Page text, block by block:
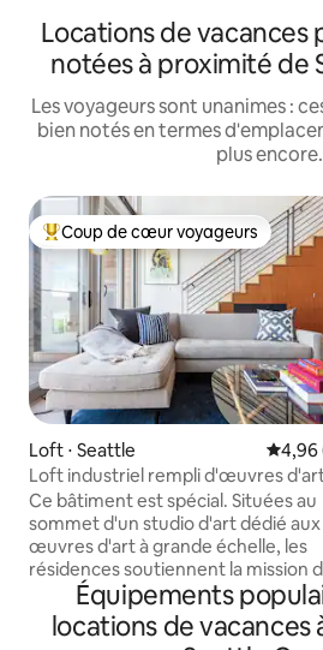
Locations de vacances
notées à proximité de
Les voyageurs sont unanimes :
bien notés en termes
plus encore.
Coups de cœur voyageurs les plus
Coup de cœur voyageurs
Loft ⋅ Seattle
4,96
Loft industriel rempli d'œuvres
South Lake Union
Ce bâtiment est spécial. Situées au
sommet d'un studio d'art dédié aux
œuvres d'art à grande échelle, les
résidences soutiennent la mission
Mad Art. L'un des dix lofts de 2
dispose de 750 pieds carrés (70
carrés), ainsi que d'une terrasse et
Équipements
locations de